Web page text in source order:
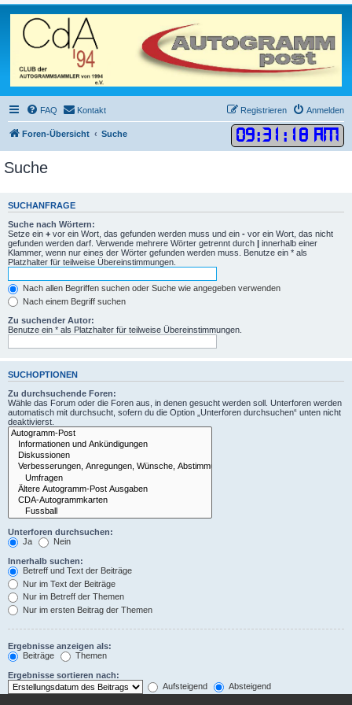
FAQ Kontakt Anmelden
Registrieren
Foren-Übersicht Suche 09:31 : 18 AM
Suche
SUCHANFRAGE
Suche nach Wörtern:
Setze ein + vor ein Wort, das gefunden werden muss und ein - vor ein Wort, das nicht
gefunden werden darf. Verwende mehrere Wörter getrennt durch | innerhalb einer
Klammer, wenn nur eines der Wörter gefunden werden muss. Benutze ein * als
Platzhalter für teilweise Übereinstimmungen.
Nach allen Begriffen suchen oder Suche wie angegeben verwenden
Nach einem Begriff suchen
Zu suchender Autor:
Benutze ein * als Platzhalter für teilweise Übereinstimmungen.
SUCHOPTIONEN
Zu durchsuchende Foren:
Wähle das Forum oder die Foren aus, in denen gesucht werden soll. Unterforen werden
automatisch mit durchsucht, sofern du die Option „Unterforen durchsuchen“ unten nicht
deaktivierst.
Unterforen durchsuchen:
Ja
Nein
Innerhalb suchen:
Betreff und Text der Beiträge
Nur im Text der Beiträge
Nur im Betreff der Themen
Nur im ersten Beitrag der Themen
Ergebnisse anzeigen als:
Beiträge
Themen
Ergebnisse sortieren nach:
Aufsteigend
Absteigend